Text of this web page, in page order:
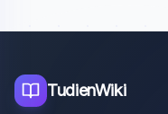
TudienWiki